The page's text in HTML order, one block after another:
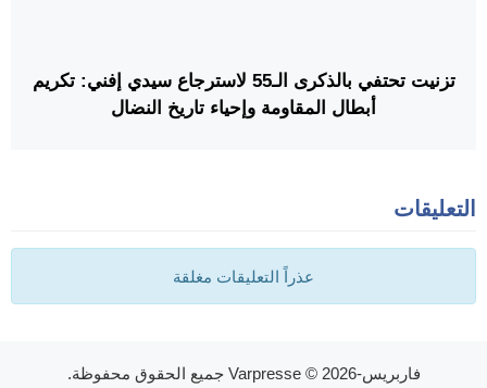
تزنيت تحتفي بالذكرى الـ55 لاسترجاع سيدي إفني: تكريم
أبطال المقاومة وإحياء تاريخ النضال
التعليقات
عذراً التعليقات مغلقة
فاربريس-Varpresse© 2026 جميع الحقوق محفوظة.